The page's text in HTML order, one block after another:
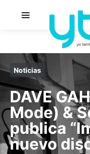
Noticias
DAVE
Mode) &
publica
nuevo